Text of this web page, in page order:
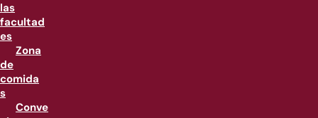
las
facultad
es
Zona
de
comida
s
Conve